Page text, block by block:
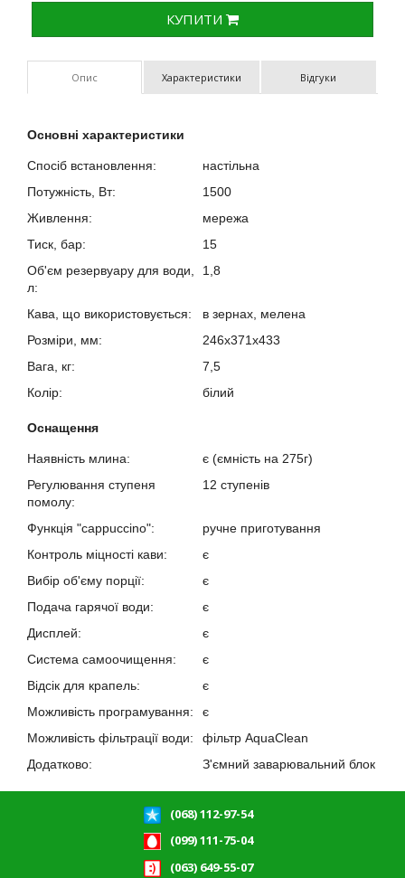
КУПИТИ
Опис Характеристики Відгуки
Основні характеристики
Спосіб встановлення:
настільна
Потужність, Вт:
1500
Живлення:
мережа
Тиск, бар:
15
Об'єм резервуару для води,
л:
1,8
Кава, що використовується:
в зернах, мелена
Розміри, мм:
246x371x433
Вага, кг:
7,5
Колір:
білий
Оснащення
Наявність млина:
є (ємність на 275г)
Регулювання ступеня
помолу:
12 ступенів
Функція "cappuccino":
ручне приготування
Контроль міцності кави:
є
Вибір об'єму порції:
є
Подача гарячої води:
є
Дисплей:
є
Система самоочищення:
є
Відсік для крапель:
є
Можливість програмування:
є
Можливість фільтрації води:
фільтр AquaClean
Додатково:
З'ємний заварювальний блок
(068) 112-97-54
(099) 111-75-04
(063) 649-55-07